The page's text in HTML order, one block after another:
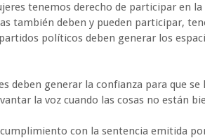
tenemos derecho de participar en
también deben y pueden participar,
políticos deben generar los
deben generar la confianza para que se
la voz cuando las cosas no están
con la sentencia emitida